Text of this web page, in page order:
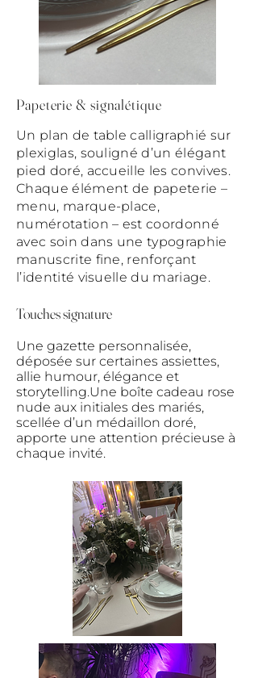
Papeterie & signalétique
Un plan de table calligraphié sur
plexiglas, souligné d’un élégant
pied doré, accueille les convives.
Chaque élément de papeterie –
menu, marque-place,
numérotation – est coordonné
avec soin dans une typographie
manuscrite fine, renforçant
l’identité visuelle du mariage.
Touches signature
Une gazette personnalisée,
déposée sur certaines assiettes,
allie humour, élégance et
storytelling.Une boîte cadeau rose
nude aux initiales des mariés,
scellée d’un médaillon doré,
apporte une attention précieuse à
chaque invité.